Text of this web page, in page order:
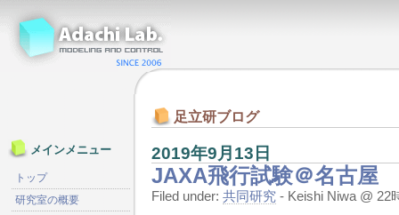
足立研ブログ
2019年9月13日
JAXA飛行試験＠名古屋
Filed under: 共同研究 - Keishi Niwa @ 22
メインメニュー
トップ
研究室の概要